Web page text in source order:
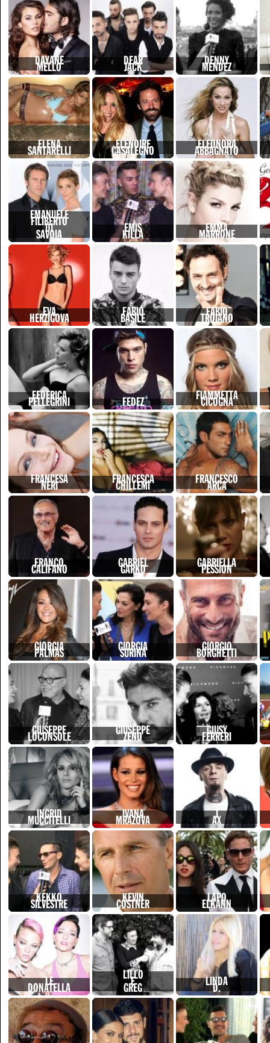
DAYANE
MELLO DEAR
JACK DENNY
MENDEZ
ELENA
SANTARELLI ELENOIRE
CASALEGNO ELEONORA
ABBAGNATO
EMANUELE
FILIBERTO
DI
SAVOIA EMIS
KILLA EMMA
MARRONE
EVA
HERZIGOVA FABIO
BASILE FABIO
TROIANO
FEDERICA
PELLEGRINI FEDEZ FIAMMETTA
CICOGNA
FRANCESA
NERI FRANCESCA
CHILLEMI FRANCESCO
ARCA
FRANCO
CALIFANO GABRIEL
GARKO GABRIELLA
PESSION
GIORGIA
PALMAS GIORGIA
SURINA GIORGIO
BORGHETTI
GIUSEPPE
LOCONSOLE GIUSEPPE
ZENO GIUSY
FERRERI
INGRID
MUCCITELLI IVANA
MRAZOVA J
AX
KEKKO
SILVESTRE KEVIN
COSTNER LAPO
ELKANN
LE
DONATELLA
LILLO
E
GREG LINDA
D.